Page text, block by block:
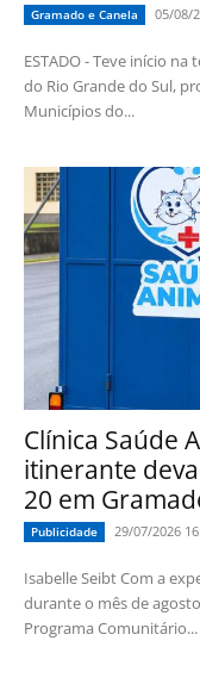
Gramado e Canela 05/08/
ESTADO - Teve início
do Rio Grande do Sul,
Municípios do...
Clínica Saúde
itinerante
20 em
Publicidade 29/07/2026
Isabelle Seibt Com a expectativa de imunizar mais de 10 mil animais
durante o mês de
Programa Comunitário...